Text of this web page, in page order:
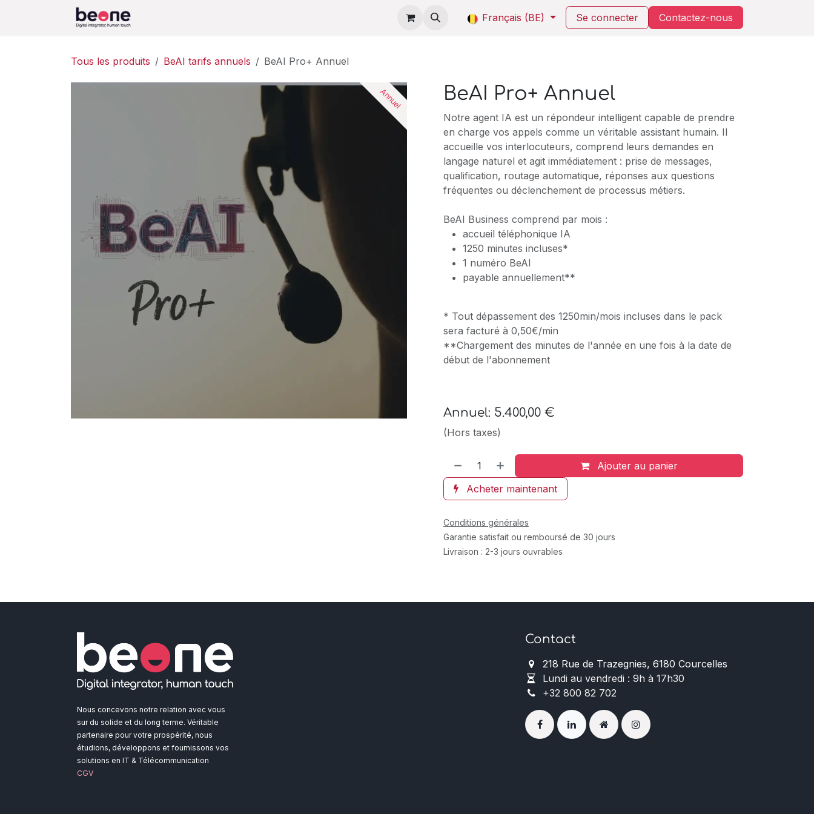
Se rendre au contenu
Tarifs Contactez-nousFrançais (BE) Se connecter Contactez-nou​s​
Tous les produits BeAI tarifs annuels BeAI Pro+ Annuel
Annuel BeAI Pro+ Annuel
Notre agent IA est un répondeur intelligent capable de prendre
en charge vos appels comme un véritable assistant humain. Il
accueille vos interlocuteurs, comprend leurs demandes en
langage naturel et agit immédiatement : prise de messages,
qualification, routage automatique, réponses aux questions
fréquentes ou déclenchement de processus métiers.
BeAI Business comprend par mois :
accueil téléphonique IA
1250 minutes incluses*
1 numéro BeAI
payable annuellement**
* Tout dépassement des 1250min/mois incluses dans le pack
sera facturé à 0,50€/min
**Chargement des minutes de l'année en une fois à la date de
début de l'abonnement
Annuel: 5.400,00 €
(Hors taxes)
Ajouter au panier
Acheter maintenant
Conditions générales
Garantie satisfait ou remboursé de 30 jours
Livraison : 2-3 jours ouvrables
Contact
218 Rue de Trazegnies, 6180 Courcelles
Lundi au vendredi : 9h à 17h30
+32 800 82 702
Nous concevons notre relation avec vous
sur du solide et du long terme. Véritable
partenaire pour votre prospérité, nous
étudions, développons et fournissons vos
solutions en IT & Télécommunication
CGV